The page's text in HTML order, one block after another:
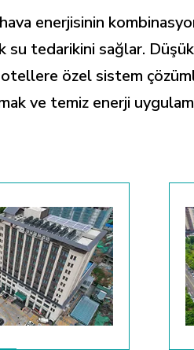
enerjisinin
su tedarikini sağlar.
otellere özel sistem
ve temiz enerji